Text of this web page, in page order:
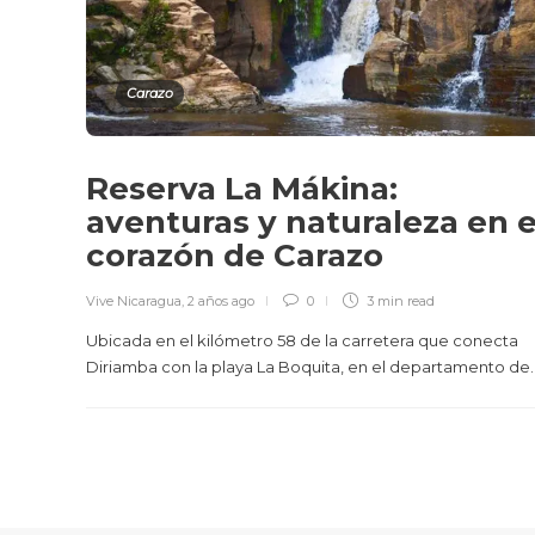
Carazo
Reserva La Mákina:
aventuras y naturaleza en
corazón de Carazo
Vive Nicaragua 2 años ago 0 3 min read
Ubicada en el kilómetro 58 de la carretera que conecta
Diriamba con la playa La Boquita, en el departamento